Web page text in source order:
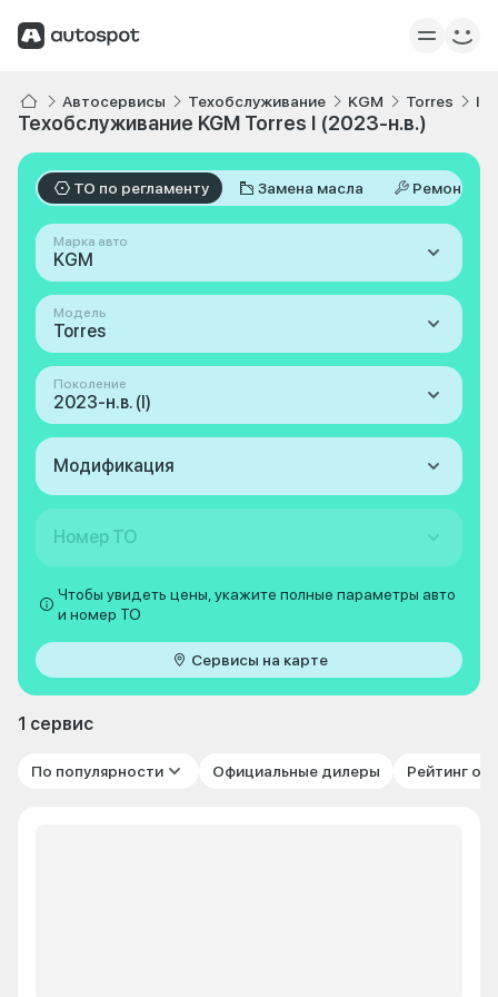
Автосервисы Техобслуживание KGM Torres I
Техобслуживание KGM Torres I (2023-н.в.)
ТО по регламенту Замена масла Ремонт
Марка авто
KGM
Модель
Torres
Поколение
2023-н.в. (I)
Модификация
Номер ТО
Чтобы увидеть цены, укажите полные параметры авто
и номер ТО
Сервисы на карте
1 сервис
По популярности Официальные дилеры Рейтинг